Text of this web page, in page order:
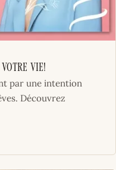
votre vie!
par une intention
Découvrez